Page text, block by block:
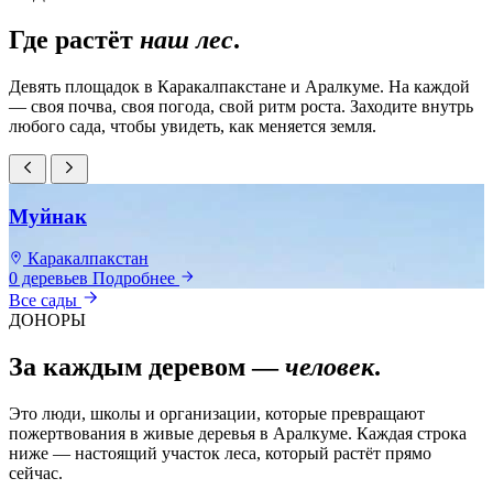
Где растёт наш лес.
Девять площадок в Каракалпакстане и Аралкуме. На каждой
— своя почва, своя погода, свой ритм роста. Заходите внутрь
любого сада, чтобы увидеть, как меняется земля.
Муйнак
Каракалпакстан
0 деревьев Подробнее
Все сады
ДОНОРЫ
За каждым деревом —человек.
Это люди, школы и организации, которые превращают
пожертвования в живые деревья в Аралкуме. Каждая строка
ниже — настоящий участок леса, который растёт прямо
сейчас.